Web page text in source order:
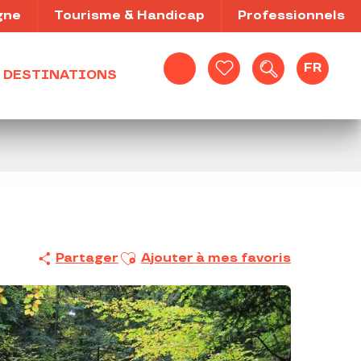
Recherche
FR
Tourisme & Handicap Professionnels
DESTINATIONS
Partager Ajouter aux favoris
Ajouter à mes favoris